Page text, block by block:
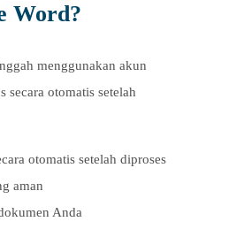
Word?
menggunakan akun
secara otomatis setelah
otomatis setelah diproses
aman
Anda